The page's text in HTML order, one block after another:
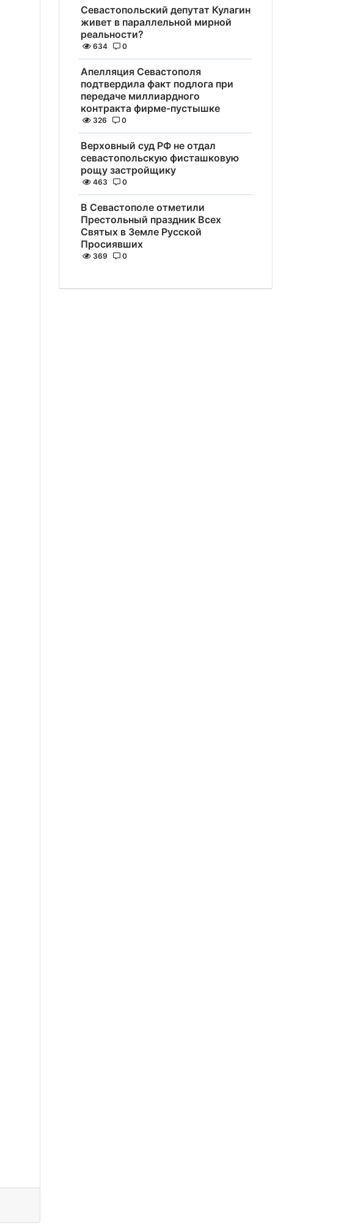
Севастопольский депутат Кулагин
живет в параллельной мирной
реальности?
634 0
Апелляция Севастополя
подтвердила факт подлога при
передаче миллиардного
контракта фирме-пустышке
326 0
Верховный суд РФ не отдал
севастопольскую фисташковую
рощу застройщику
463 0
В Севастополе отметили
Престольный праздник Всех
Святых в Земле Русской
Просиявших
369 0